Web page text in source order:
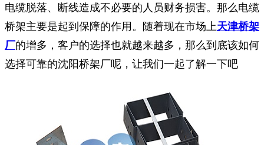
电缆脱落、断线造成不必要的人员财务损害。那么电缆
桥架主要是起到保障的作用。随着现在市场上天津桥架
厂的增多，客户的选择也就越来越多，那么到底该如何
选择可靠的沈阳桥架厂呢，让我们一起了解一下吧